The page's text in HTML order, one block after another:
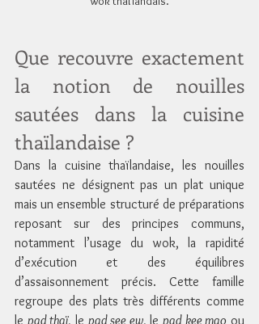
Que recouvre exactement
la notion de nouilles
sautées dans la cuisine
thaïlandaise ?
Dans la cuisine thaïlandaise, les nouilles
sautées ne désignent pas un plat unique
mais un ensemble structuré de préparations
reposant sur des principes communs,
notamment l’usage du wok, la rapidité
d’exécution et des équilibres
d’assaisonnement précis. Cette famille
regroupe des plats très différents comme
le pad thaï, le pad see ew, le pad kee mao ou